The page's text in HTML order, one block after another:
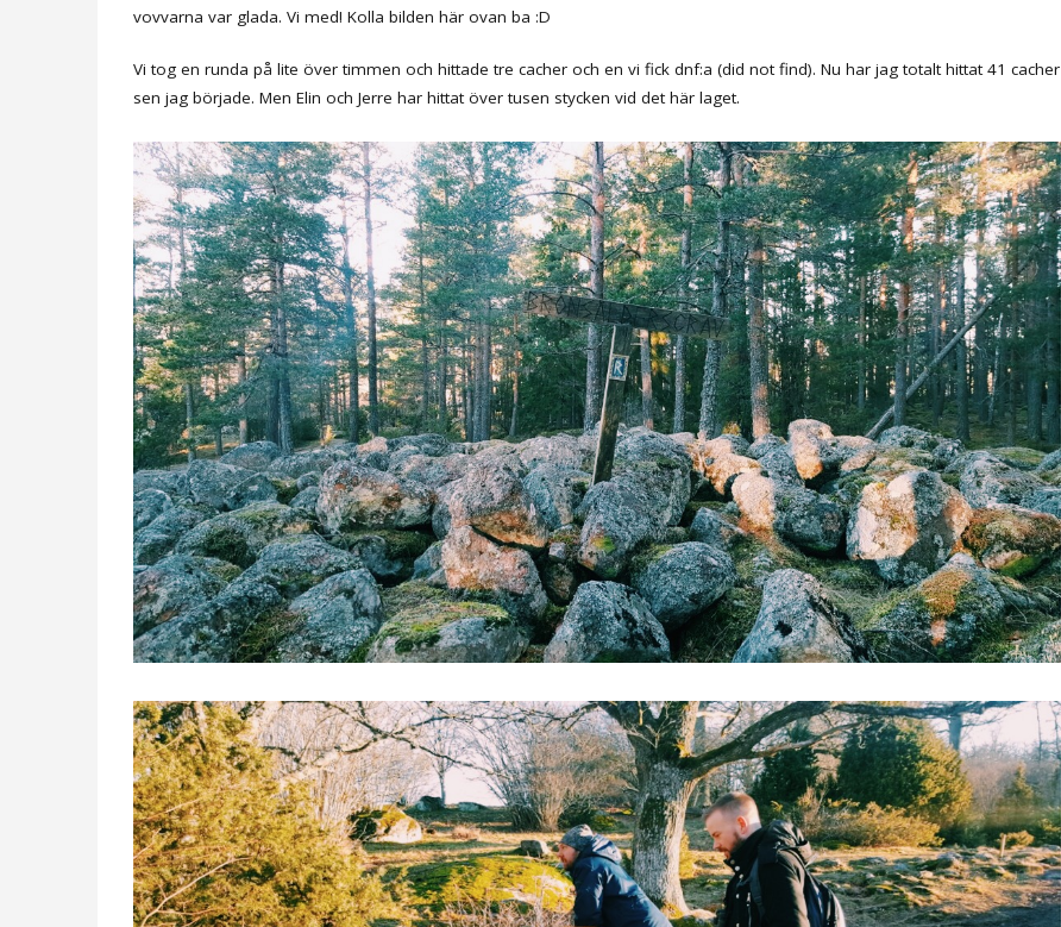
vovvarna var glada. Vi med! Kolla bilden här ovan ba :D
Vi tog en runda på lite över timmen och hittade tre cacher och en vi fick dnf:a (did not find). Nu har jag totalt hittat 41 cacher
sen jag började. Men Elin och Jerre har hittat över tusen stycken vid det här laget.